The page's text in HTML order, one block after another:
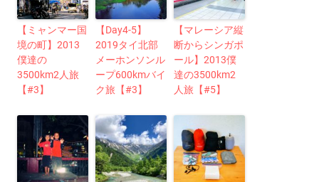
【ミャンマー国
境の町】2013
僕達の
3500km2人旅
【#3】
【Day4-5】
2019タイ北部
メーホンソンル
ープ600kmバイ
ク旅【#3】
【マレーシア縦
断からシンガポ
ール】2013僕
達の3500km2
人旅【#5】